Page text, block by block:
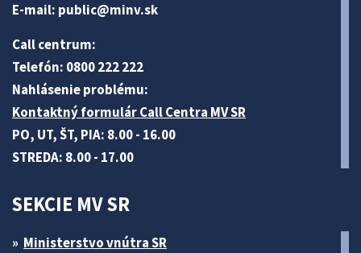
E-mail: public@minv.sk
Call centrum:
Telefón: 0800 222 222
Nahlásenie problému:
Kontaktný formulár Call Centra MV SR
PO, UT, ŠT, PIA: 8.00 - 16.00
STREDA: 8.00 - 17.00
SEKCIE MV SR
Ministerstvo vnútra SR